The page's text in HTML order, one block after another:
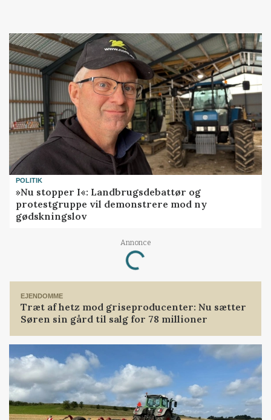
POLITIK
»Nu stopper I«: Landbrugsdebattør og
protestgruppe vil demonstrere mod ny
gødskningslov
Annonce
Loading...
EJENDOMME
Træt af hetz mod griseproducenter: Nu sætter
Søren sin gård til salg for 78 millioner